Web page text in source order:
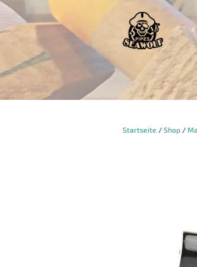
Zum
Inhalt
springen
Startseite / Shop /